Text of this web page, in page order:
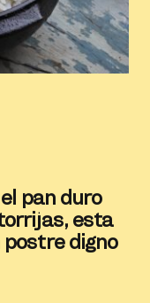
pan duro
esta
digno